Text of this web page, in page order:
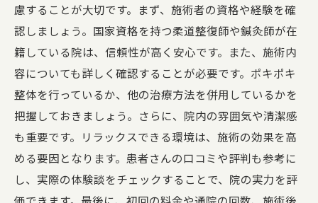
慮することが大切です。まず、施術者の資格や経験を確
認しましょう。国家資格を持つ柔道整復師や鍼灸師が在
籍している院は、信頼性が高く安心です。また、施術内
容についても詳しく確認することが必要です。ポキポキ
整体を行っているか、他の治療方法を併用しているかを
把握しておきましょう。さらに、院内の雰囲気や清潔感
も重要です。リラックスできる環境は、施術の効果を高
める要因となります。患者さんの口コミや評判も参考に
し、実際の体験談をチェックすることで、院の実力を評